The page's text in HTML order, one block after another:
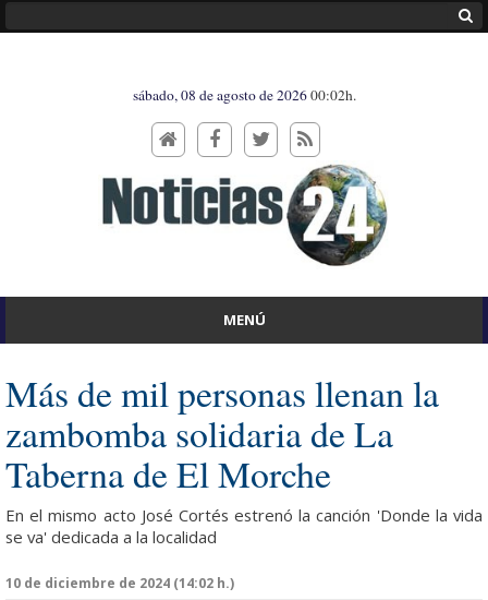
sábado, 08 de agosto de 202600:02h.
MENÚ
Más de mil personas llenan la
zambomba solidaria de La
Taberna de El Morche
En el mismo acto José Cortés estrenó la canción 'Donde la vida
se va' dedicada a la localidad
10 de diciembre de 2024 (14:02 h.)